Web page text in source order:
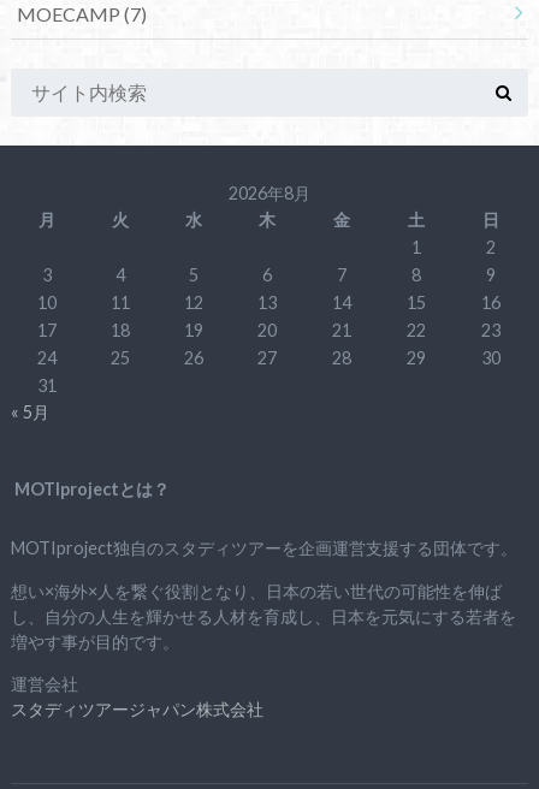
MOECAMP (7)
2026年8月
月
火 水 木 金 土
日
1
2
3
4 5 6 7 8
9
10
11 12 13 14 15
16
17
18 19 20 21 22
23
24
25 26 27 28 29
30
31
« 5月
MOTIprojectとは？
MOTIproject独自のスタディツアーを企画運営支援する団体です。
想い×海外×人を繋ぐ役割となり、日本の若い世代の可能性を伸ば
し、自分の人生を輝かせる人材を育成し、日本を元気にする若者を
増やす事が目的です。
運営会社
スタディツアージャパン株式会社